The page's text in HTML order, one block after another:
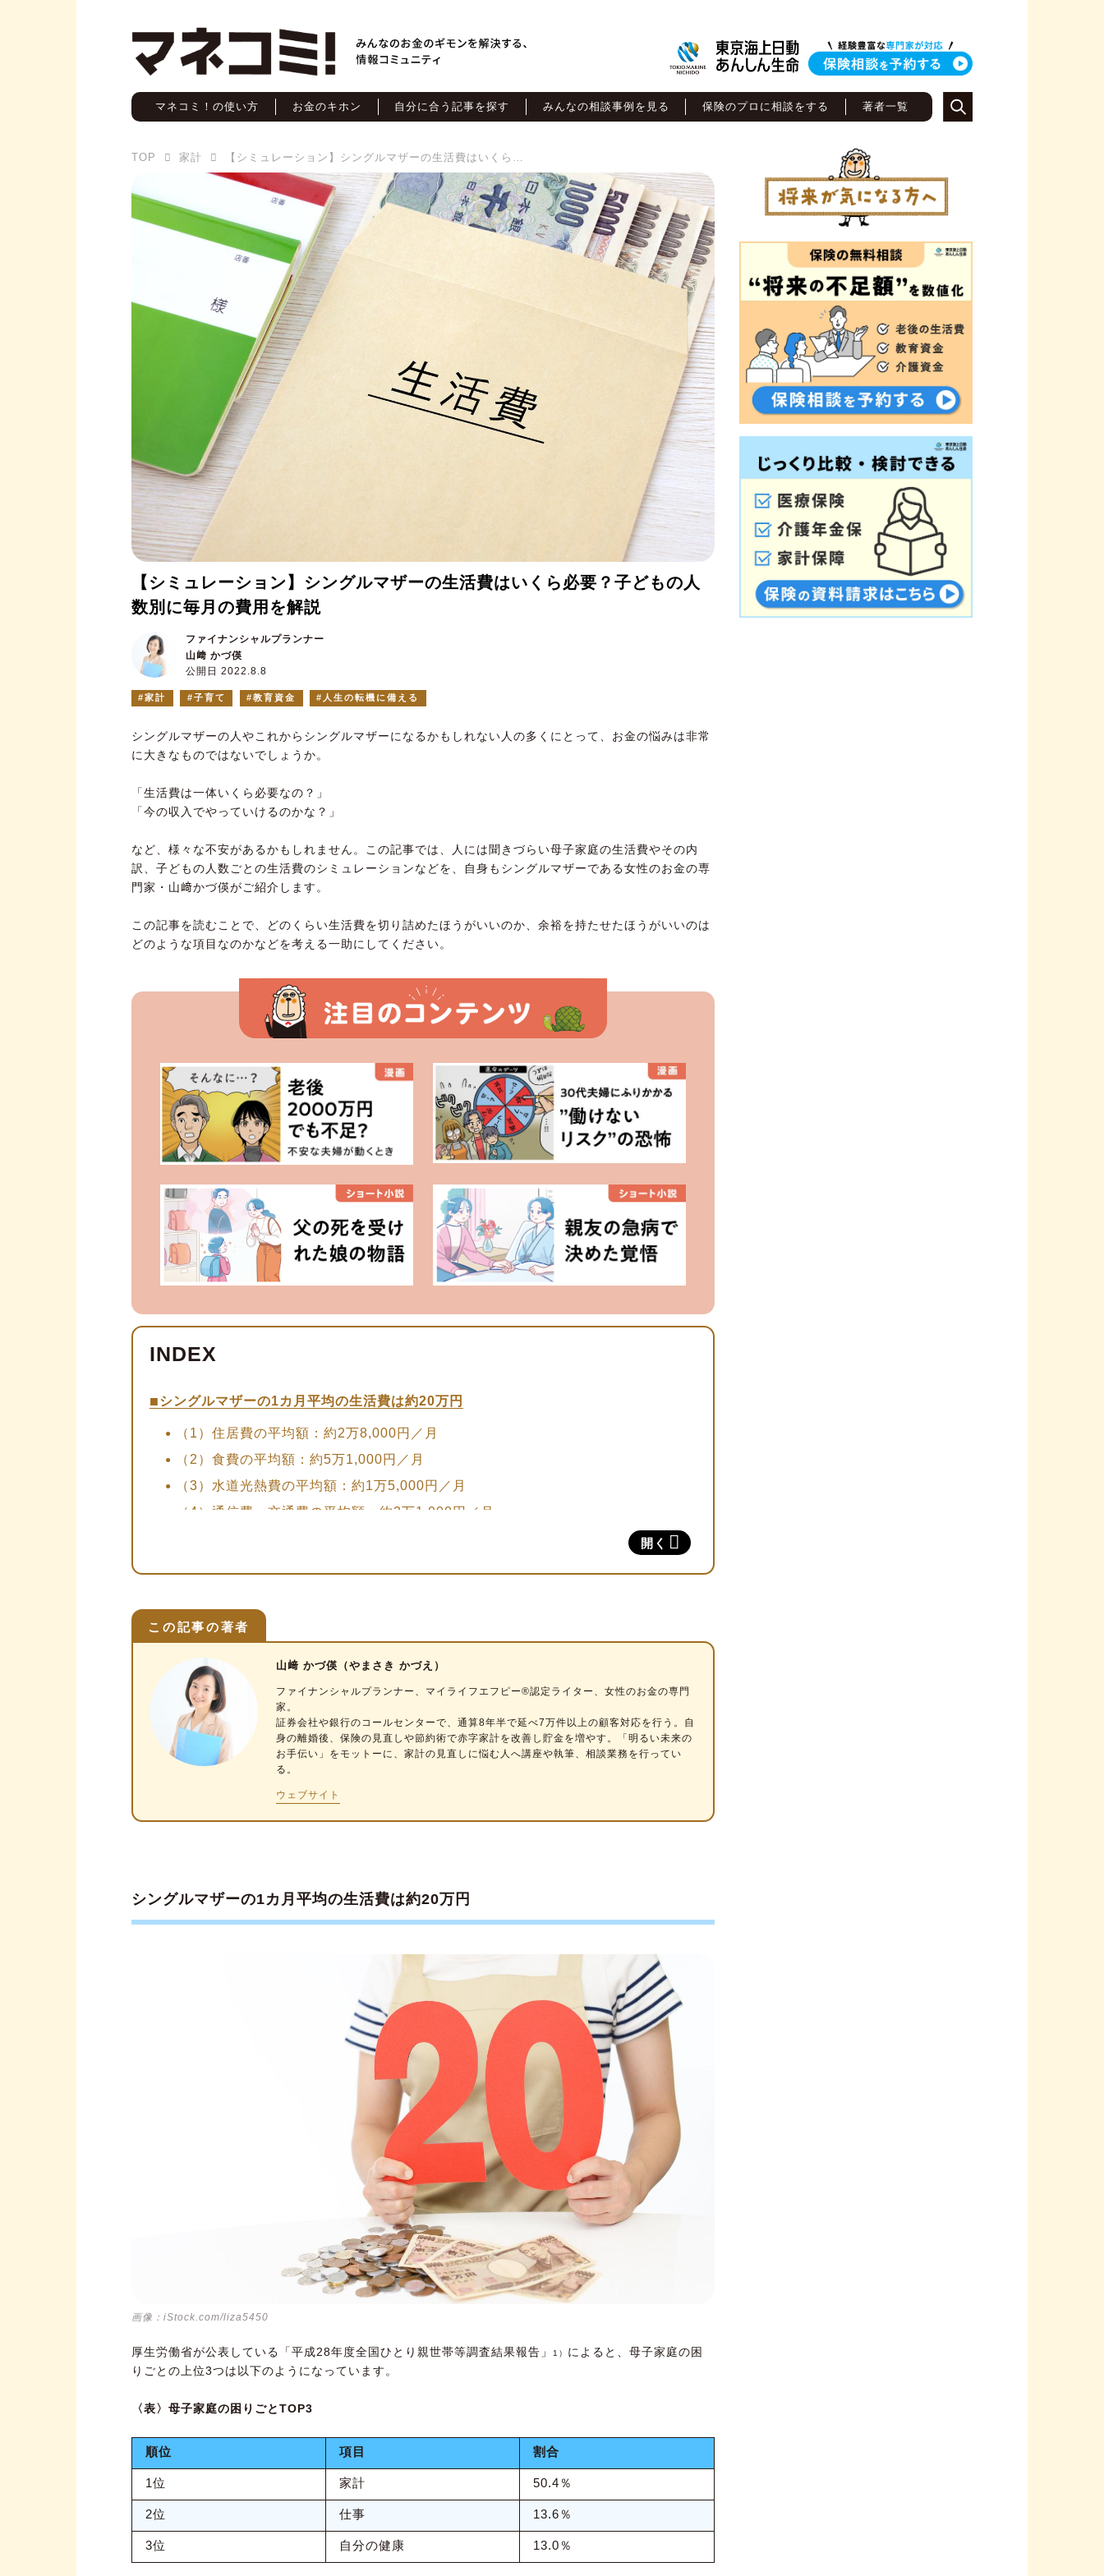
マネコミ！の使い方 お金のキホン 自分に合う記事を探す みんなの相談事例を見る 保険のプロに相談をする 著者一覧
TOP 家計 【シミュレーション】シングルマザーの生活費はいくら必要？子どもの人数別に毎月の費用を解説
【シミュレーション】シングルマザーの生活費はいくら必要？子どもの人
数別に毎月の費用を解説
公開日 2022.8.8
ファイナンシャルプランナー
山﨑 かづ偀
家計 子育て 教育資金 人生の転機に備える
シングルマザーの人やこれからシングルマザーになるかもしれない人の多くにとって、お金の悩みは非常
に大きなものではないでしょうか。
「生活費は一体いくら必要なの？」
「今の収入でやっていけるのかな？」
など、様々な不安があるかもしれません。この記事では、人には聞きづらい母子家庭の生活費やその内
訳、子どもの人数ごとの生活費のシミュレーションなどを、自身もシングルマザーである女性のお金の専
門家・山﨑かづ偀がご紹介します。
この記事を読むことで、どのくらい生活費を切り詰めたほうがいいのか、余裕を持たせたほうがいいのは
どのような項目なのかなどを考える一助にしてください。
開く
シングルマザーの1カ月平均の生活費は約20万円
（1）住居費の平均額：約2万8,000円／月
（2）食費の平均額：約5万1,000円／月
（3）水道光熱費の平均額：約1万5,000円／月
（4）通信費・交通費の平均額：約3万1,000円／月
（8）医療費の平均額：約7,000円／月
シングルマザーの平均年収は約306万円
シングルマザーの平均貯蓄額は約400万円。ただし、「貯蓄なし」は約3割
シングルマザーは節約よりも公的援助の活用を優先しよう
手当①児童扶養手当
減免制度④ひとり親控除
減免制度⑦就学援助（小・中学生が対象）
減免制度⑧高等学校等就学支援金（高校生が対象）
減免制度⑨高等教育の修学支援新制度（大学生を対象）
シングルマザーの生活費シミュレーション
【Case 1】子どもが1人の場合の生活費
【Case 2】子どもが2人の場合の生活費
【Case 3】子どもが3人の場合の生活費
支出を抑えたいなら固定費を見直すのがコツ
母子家庭でもやりくり次第で生活費をまかなうことができる！
この記事の著者
山﨑 かづ偀（やまさき かづえ）
ファイナンシャルプランナー 、マイライフエフピー®認定ライター、女性のお金の専門
家。
証券会社や銀行のコールセンターで、通算8年半で延べ7万件以上の顧客対応を行う。自
身の離婚後、保険の見直しや節約術で赤字家計を改善し貯金を増やす。「明るい未来の
お手伝い」をモットーに、家計の見直しに悩む人へ講座や執筆、相談業務を行ってい
る。
ウェブサイト
シングルマザーの1カ月平均の生活費は約20万円
画像：iStock.com/liza5450
厚生労働省が公表している「平成28年度全国ひとり親世帯等調査結果報告」 1） によると、母子家庭の困
りごとの上位3つは以下のようになっています。
〈表〉母子家庭の困りごとTOP3
順位 項目 割合
1位 家計 50.4％
2位 仕事 13.6％
3位 自分の健康 13.0％